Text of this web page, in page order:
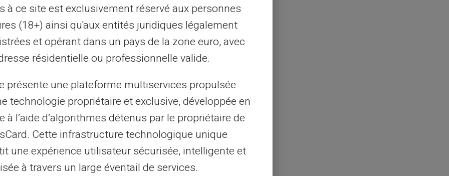
lacarte prépayéeun outil précieux pour
cartes sont
acceptées partout
lestransactions internationales. Vous
liquide pendant vos voyages.
de conversion de devises sont souvent
solution prisée par ceux qui cherchent
à ce site est exclusivement réservé aux personnes
(18+) ainsi qu'aux entités juridiques légalement
et opérant dans un pays de la zone euro, avec
résidentielle ou professionnelle valide.
présente une plateforme multiservices propulsée
technologie propriétaire et exclusive, développée en
à l’aide d’algorithmes détenus par le propriétaire de
Cette infrastructure technologique unique
une expérience utilisateur sécurisée, intelligente et
à travers un large éventail de services.